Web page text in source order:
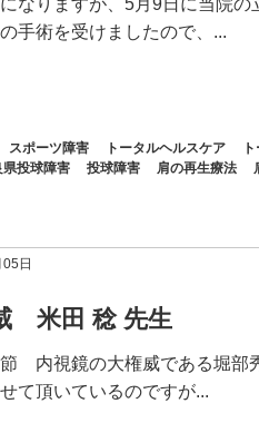
なりますが、5月9日に当院の
手術を受けましたので、...
スポーツ障害 トータルヘルスケア
県投球障害 投球障害 肩の再生療法
日
米田 稔 先生
内視鏡の大権威である堀部
て頂いているのですが...